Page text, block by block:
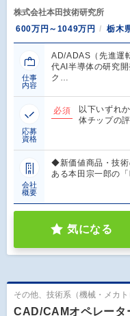
株式会社本田技術研究所
600万円～1049万円
栃木
仕事
内容
AD/ADAS（先進運
代AI半導体の研究
ク…
応募
資格
必須
以下いずれ
体チップの
会社
概要
◆新価値商品・技
ある本田宗一郎の
気になる
その他、技術系（機械・メカト
CAD/CAMオペレー